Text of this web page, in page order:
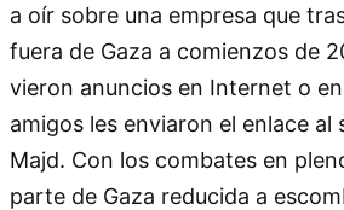
a oír sobre una empresa que
fuera de Gaza a comienzos de
vieron anuncios en Internet o
amigos les enviaron el enlace al
Majd. Con los combates en
parte de Gaza reducida a